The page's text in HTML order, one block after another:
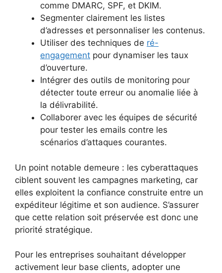
comme DMARC, SPF, et DKIM.
Segmenter clairement les listes
d’adresses et personnaliser les contenus.
Utiliser des techniques de ré-
engagement pour dynamiser les taux
d’ouverture.
Intégrer des outils de monitoring pour
détecter toute erreur ou anomalie liée à
la délivrabilité.
Collaborer avec les équipes de sécurité
pour tester les emails contre les
scénarios d’attaques courantes.
Un point notable demeure : les cyberattaques
ciblent souvent les campagnes marketing, car
elles exploitent la confiance construite entre un
expéditeur légitime et son audience. S’assurer
que cette relation soit préservée est donc une
priorité stratégique.
Pour les entreprises souhaitant développer
activement leur base clients, adopter une